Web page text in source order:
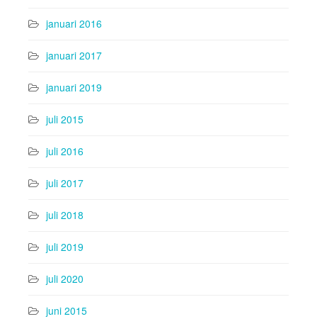
januari 2016
januari 2017
januari 2019
juli 2015
juli 2016
juli 2017
juli 2018
juli 2019
juli 2020
juni 2015